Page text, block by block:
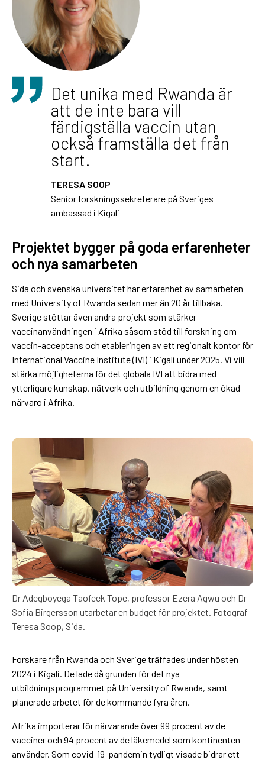
Det unika med Rwanda är
att de inte bara vill
färdigställa vaccin utan
också framställa det från
start.
TERESA SOOP
Senior forskningssekreterare på Sveriges
ambassad i Kigali
Projektet bygger på goda erfarenheter
och nya samarbeten
Sida och svenska universitet har erfarenhet av samarbeten
med University of Rwanda sedan mer än 20 år tillbaka.
Sverige stöttar även andra projekt som stärker
vaccinanvändningen i Afrika såsom stöd till forskning om
vaccin-acceptans och etableringen av ett regionalt kontor för
International Vaccine Institute (IVI) i Kigali under 2025. Vi vill
stärka möjligheterna för det globala IVI att bidra med
ytterligare kunskap, nätverk och utbildning genom en ökad
närvaro i Afrika.
Dr Adegboyega Taofeek Tope, professor Ezera Agwu och Dr
Sofia Birgersson utarbetar en budget för projektet. Fotograf
Teresa Soop, Sida.
Forskare från Rwanda och Sverige träffades under hösten
2024 i Kigali. De lade då grunden för det nya
utbildningsprogrammet på University of Rwanda, samt
planerade arbetet för de kommande fyra åren.
Afrika importerar för närvarande över 99 procent av de
vacciner och 94 procent av de läkemedel som kontinenten
använder. Som covid-19-pandemin tydligt visade bidrar ett